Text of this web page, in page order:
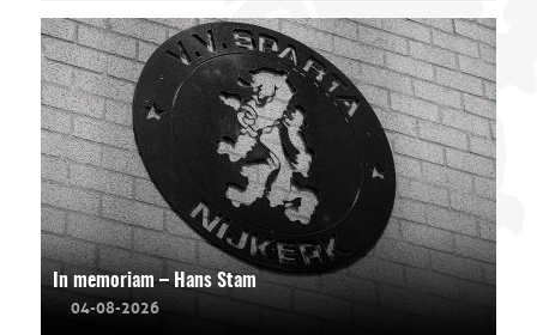
In memoriam – Hans Stam
04-08-2026